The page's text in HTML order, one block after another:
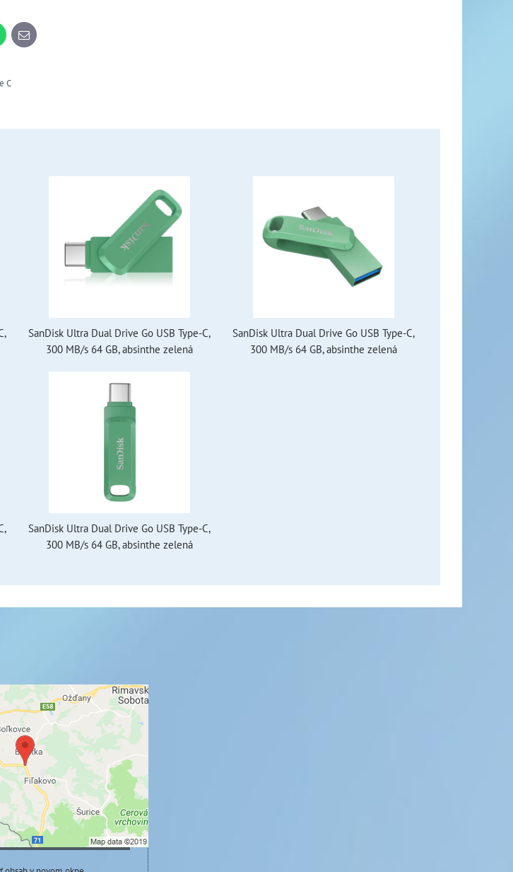
E-
mail
C
SanDisk Ultra Dual Drive Go USB Type-C,
300 MB/s 64 GB, absinthe zelená
SanDisk Ultra Dual Drive Go USB Type-C,
300 MB/s 64 GB, absinthe zelená
SanDisk Ultra Dual Drive Go USB Type-C,
300 MB/s 64 GB, absinthe zelená
je blokovaný Voľbami
súkromia
externý obsah?
Povoliť tentokrát
- súhlas s druhom cookie:
Funkčné